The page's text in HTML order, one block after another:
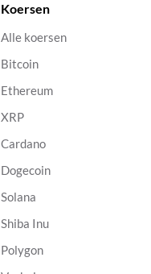
Koersen
Alle koersen
Bitcoin
Ethereum
XRP
Cardano
Dogecoin
Solana
Shiba Inu
Polygon